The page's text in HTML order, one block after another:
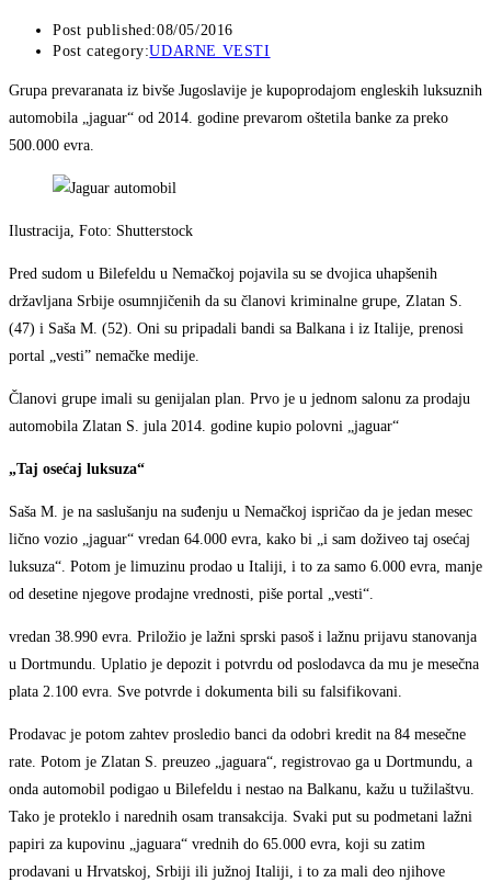
Post published:08/05/2016
Post category:UDARNE VESTI
Grupa prevaranata iz bivše Jugoslavije je kupoprodajom engleskih luksuznih
automobila „jaguar“ od 2014. godine prevarom oštetila banke za preko
500.000 evra.
Ilustracija, Foto: Shutterstock
Pred sudom u Bilefeldu u Nemačkoj pojavila su se dvojica uhapšenih
državljana Srbije osumnjičenih da su članovi kriminalne grupe, Zlatan S.
(47) i Saša M. (52). Oni su pripadali bandi sa Balkana i iz Italije, prenosi
portal „vesti” nemačke medije.
Članovi grupe imali su genijalan plan. Prvo je u jednom salonu za prodaju
automobila Zlatan S. jula 2014. godine kupio polovni „jaguar“
„Taj osećaj luksuza“
Saša M. je na saslušanju na suđenju u Nemačkoj ispričao da je jedan mesec
lično vozio „jaguar“ vredan 64.000 evra, kako bi „i sam doživeo taj osećaj
luksuza“. Potom je limuzinu prodao u Italiji, i to za samo 6.000 evra, manje
od desetine njegove prodajne vrednosti, piše portal „vesti“.
vredan 38.990 evra. Priložio je lažni sprski pasoš i lažnu prijavu stanovanja
u Dortmundu. Uplatio je depozit i potvrdu od poslodavca da mu je mesečna
plata 2.100 evra. Sve potvrde i dokumenta bili su falsifikovani.
Prodavac je potom zahtev prosledio banci da odobri kredit na 84 mesečne
rate. Potom je Zlatan S. preuzeo „jaguara“, registrovao ga u Dortmundu, a
onda automobil podigao u Bilefeldu i nestao na Balkanu, kažu u tužilaštvu.
Tako je proteklo i narednih osam transakcija. Svaki put su podmetani lažni
papiri za kupovinu „jaguara“ vrednih do 65.000 evra, koji su zatim
prodavani u Hrvatskoj, Srbiji ili južnoj Italiji, i to za mali deo njihove